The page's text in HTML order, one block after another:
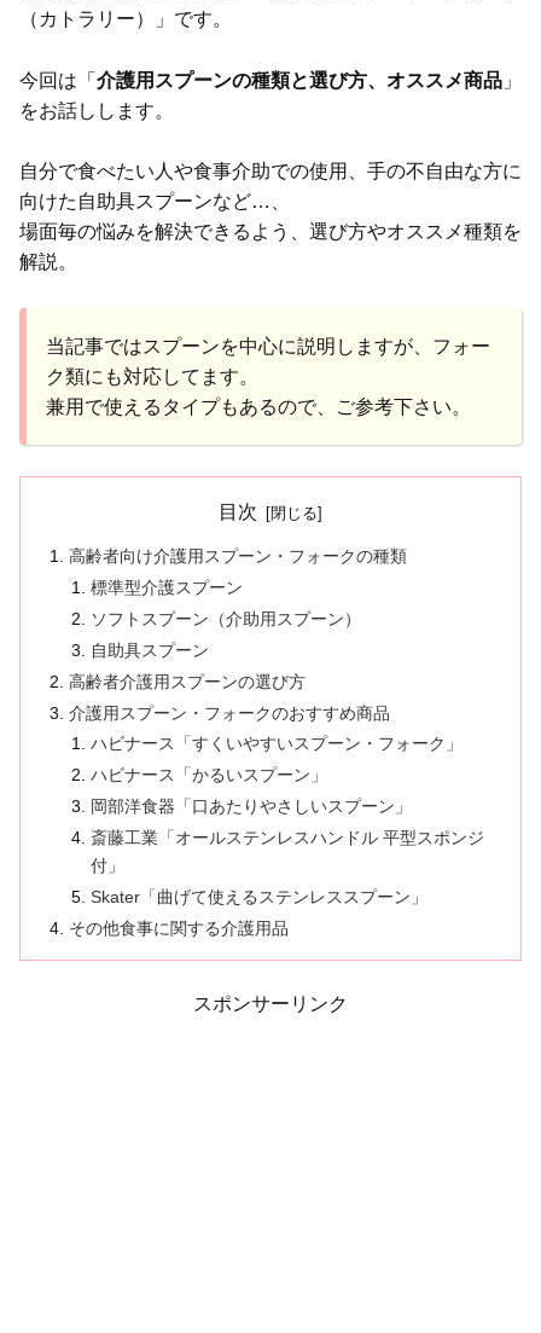
（カトラリー）」です。
今回は「 介護用スプーンの種類と選び方、オススメ商品 」
をお話しします。
自分で食べたい人や食事介助での使用、手の不自由な方に
向けた自助具スプーンなど…、
場面毎の悩みを解決できるよう、選び方やオススメ種類を
解説。
当記事ではスプーンを中心に説明しますが、フォー
ク類にも対応してます。
兼用で使えるタイプもあるので、ご参考下さい。
目次
高齢者向け介護用スプーン・フォークの種類
標準型介護スプーン
ソフトスプーン（介助用スプーン）
自助具スプーン
高齢者介護用スプーンの選び方
介護用スプーン・フォークのおすすめ商品
ハビナース「すくいやすいスプーン・フォーク」
ハビナース「かるいスプーン」
岡部洋食器「口あたりやさしいスプーン」
斎藤工業「オールステンレスハンドル 平型スポンジ
付」
Skater「曲げて使えるステンレススプーン」
その他食事に関する介護用品
スポンサーリンク